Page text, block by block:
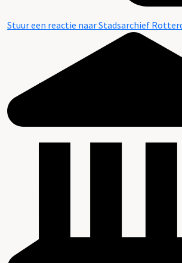
Stuur een reactie naar Stadsarchief